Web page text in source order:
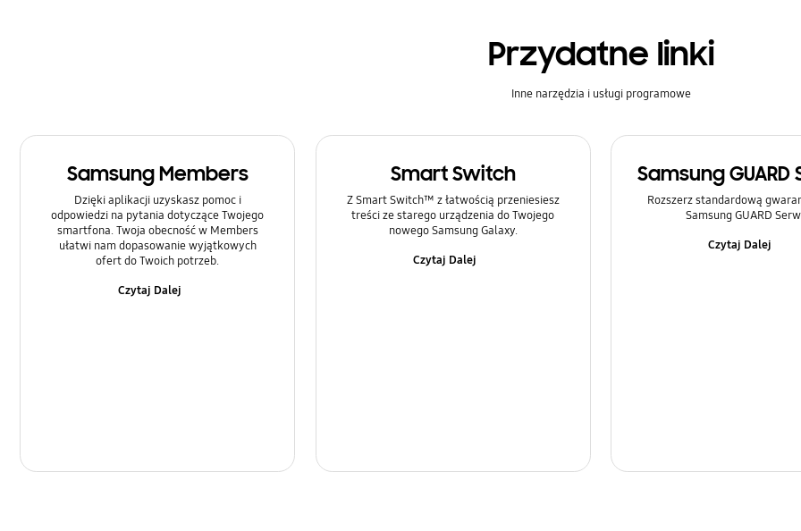
Sprzęt
Ustawienia
Zasilanie
Przydatne linki
Inne narzędzia i usługi programowe
Samsung Members
Dzięki aplikacji uzyskasz pomoc i
odpowiedzi na pytania dotyczące Twojego
smartfona. Twoja obecność w Members
ułatwi nam dopasowanie wyjątkowych
ofert do Twoich potrzeb.
Czytaj Dalej
Smart Switch
Z Smart Switch™ z łatwością przeniesiesz
treści ze starego urządzenia do Twojego
nowego Samsung Galaxy.
Czytaj Dalej
Samsung
Rozszerz standardową
Samsung GUARD
Czytaj Dalej